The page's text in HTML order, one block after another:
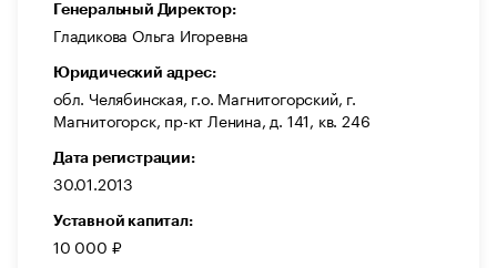
Генеральный Директор:
Гладикова Ольга Игоревна
Юридический адрес:
обл. Челябинская, г.о. Магнитогорский, г.
Магнитогорск, пр-кт Ленина, д. 141, кв. 246
Дата регистрации:
30.01.2013
Уставной капитал:
10 000 ₽